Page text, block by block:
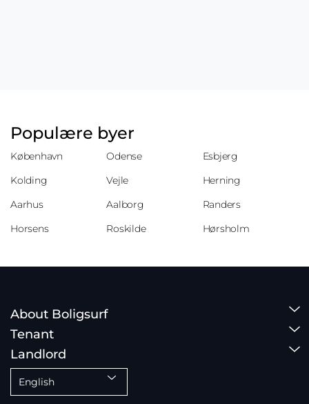
Populære byer
København Odense
Esbjerg
Kolding
Vejle
Herning
Aarhus
Aalborg
Randers
Horsens
Roskilde Hørsholm
About Boligsurf
Tenant
Landlord